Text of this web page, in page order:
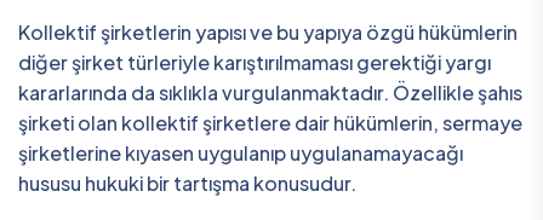
Kollektif şirketlerin yapısı ve bu yapıya özgü hükümlerin
diğer şirket türleriyle karıştırılmaması gerektiği yargı
kararlarında da sıklıkla vurgulanmaktadır. Özellikle şahıs
şirketi olan kollektif şirketlere dair hükümlerin, sermaye
şirketlerine kıyasen uygulanıp uygulanamayacağı
hususu hukuki bir tartışma konusudur.